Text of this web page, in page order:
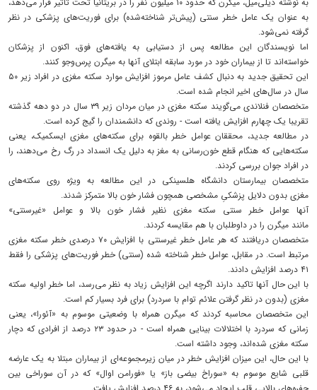
به نوشته دیلی‌میل، میگرن که حدود ۱۰ میلیون نفر را در بریتانیا تحت تأثیر قرار می‌دهد،
به عنوان یک عامل خطر سنتی (پیش‌تر شناخته‌شده) برای فوریت‌های پزشکی در نظر
گرفته نمی‌شود.
اما نویسندگان این مطالعه پس از دستیابی به یافته‌های فوق، اکنون از پزشکان
خواسته‌اند تا از بیماران خود در مورد سابقه ابتلای آنها به میگرن پرس‌وجو کنند.
این تحقیق جدید به دنبال کشف عامل مرموز افزایش موارد سکته مغزی در افراد زیر ۵۰
سال در سال‌های اخیر انجام شده است.
متخصصان فنلاندی می‌گویند سکته مغزی در میان مردان زیر ۳۹ سال در دو دهه گذشته
تقریبا یک چهارم افزایش یافته است - روندی که دانشمندان را گیج کرده است.
در مطالعه جدید، محققان عوامل خطر بالقوه برای سکته‌های مغزی ایسکمیک، یعنی
سکته‌هایی که هنگام قطع خون‌رسانی به مغز به دلیل یک انسداد در رگ رخ می‌دهند، را
در افراد جوان بررسی کردند.
متخصصان بیمارستان دانشگاه هلسینکی در این مطالعه به ویژه روی سکته‌های
مغزی بدون دلایل پزشکیِ مشخصی همچون فشار خون بالا متمرکز شدند.
آنها عوامل خطر سنتی سکته مغزی نظیر فشار خون بالا و عوامل «غیرسنتی»
مانند میگرن را در داوطلبان با هم مقایسه کردند.
متخصصان دریافتند که هر عامل خطر غیرسنتی با افزایش ۷۰ درصدی خطر سکته مغزی
مرتبط است. در مقابل، عوامل خطر شناخته شده (سنتی) خطر فوریت‌های پزشکی را فقط
۴۱ درصد افزایش دادند.
با این حال آنها تاکید دارند اگرچه این افزایش زیاد به نظر می‌رسد، اما خطر اولیه سکته
مغزی (بدون در نظر گرفتن علائم توام با سردرد) برای فرد بسیار کم است.
این متخصصان محاسبه کردند که میگرن همراه با وضعیتی موسوم به «آئورا»، یعنی
زمانی که سردرد با اختلالات بینایی همراه است - در حدود ۲۳ درصد از افرادی که دچار
سکته مغزی شده‌اند، وجود داشته است.
با این حال، این میزان افزایش خطر در میان زیرمجموعه‌ای از بیماران مبتلا به یک عارضه
قلبی شایع موسوم به «سوراخ بیضی باز» یا «فورامن اوال» که در آن سوراخی بین